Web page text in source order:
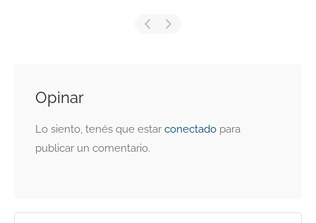
Opinar
Lo siento, tenés que estar conectado para
publicar un comentario.